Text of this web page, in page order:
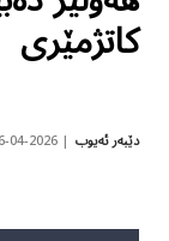
کاتژمێری
دێبەر ئەیوب 2026-04-06